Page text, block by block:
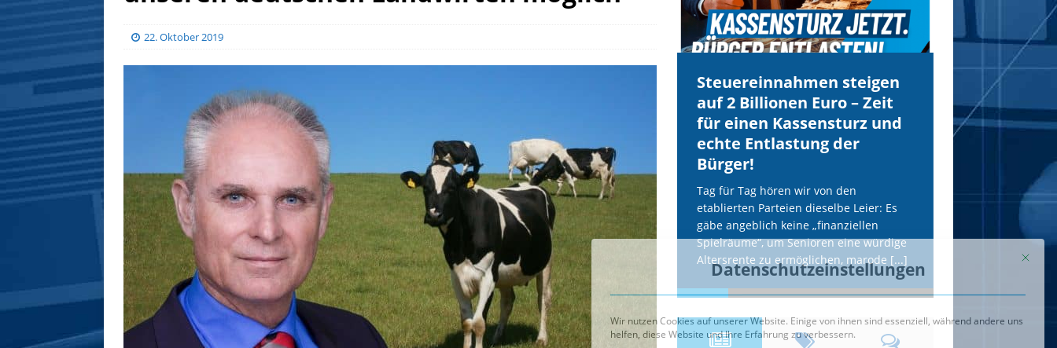
22. Oktober 2019
Asylmoratorium!
Die Bundesregierung und die CDU
halten die Wähler für dumm! Weil die
Stimmung wegen der von Afghanen
verübten Anschläge kippte, wurden die
Flüge vor der
[...]
Steuereinnahmen steigen
auf 2 Billionen Euro – Zeit
für einen Kassensturz und
echte Entlastung der
Bürger!
Tag für Tag hören wir von den
etablierten Parteien dieselbe Leier: Es
gäbe angeblich keine „finanziellen
Spielräume“, um Senioren eine würdige
Altersrente zu ermöglichen, marode [...]
IS droht
mit
AfD wird
Terror
Unsere
erneut vom IS-
etablierten
Terror-Webseite
Individuelle Datenschutzeinstellungen
Impressum